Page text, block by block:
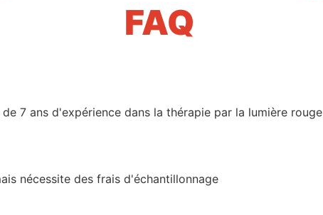
FAQ
7 ans d'expérience dans la thérapie par la lumière rouge
nécessite des frais d'échantillonnage